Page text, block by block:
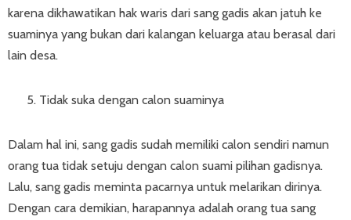
karena dikhawatikan hak waris dari sang gadis akan jatuh ke
suaminya yang bukan dari kalangan keluarga atau berasal dari
lain desa.
Tidak suka dengan calon suaminya
Dalam hal ini, sang gadis sudah memiliki calon sendiri namun
orang tua tidak setuju dengan calon suami pilihan gadisnya.
Lalu, sang gadis meminta pacarnya untuk melarikan dirinya.
Dengan cara demikian, harapannya adalah orang tua sang